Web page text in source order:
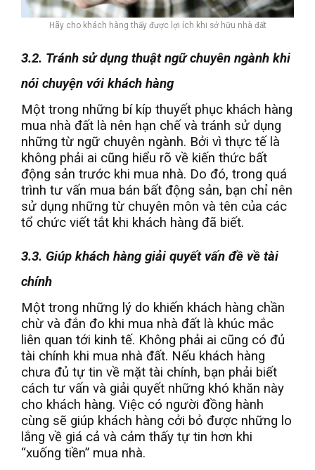
Hãy cho khách hàng thấy được lợi ích khi sở hữu nhà đất
3.2. Tránh sử dụng thuật ngữ chuyên ngành khi
nói chuyện với khách hàng
Một trong những bí kíp thuyết phục khách hàng
mua nhà đất là nên hạn chế và tránh sử dụng
những từ ngữ chuyên ngành. Bởi vì thực tế là
không phải ai cũng hiểu rõ về kiến thức bất
động sản trước khi mua nhà. Do đó, trong quá
trình tư vấn mua bán bất động sản, bạn chỉ nên
sử dụng những từ chuyên môn và tên của các
tổ chức viết tắt khi khách hàng đã biết.
3.3. Giúp khách hàng giải quyết vấn đề về tài
chính
Một trong những lý do khiến khách hàng chần
chừ và đắn đo khi mua nhà đất là khúc mắc
liên quan tới kinh tế. Không phải ai cũng có đủ
tài chính khi mua nhà đất. Nếu khách hàng
chưa đủ tự tin về mặt tài chính, bạn phải biết
cách tư vấn và giải quyết những khó khăn này
cho khách hàng. Việc có người đồng hành
cùng sẽ giúp khách hàng cởi bỏ được những lo
lắng về giá cả và cảm thấy tự tin hơn khi
“xuống tiền” mua nhà.